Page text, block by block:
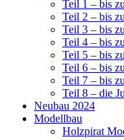
Teil 1 – bis
Teil 2 – bis
Teil 3 – bis
Teil 4 – bis
Teil 5 – bis
Teil 6 – bis
Teil 7 – bis
Teil 8 – die
Neubau 2024
Modellbau
Holzpirat